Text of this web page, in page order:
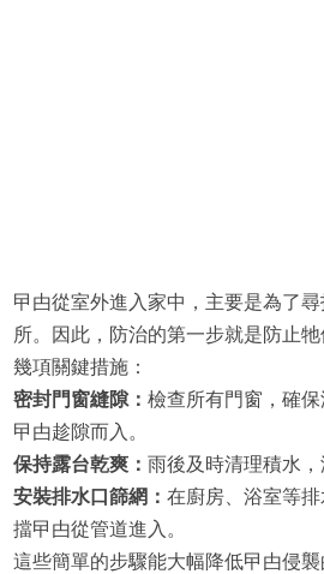
曱甴從室外進入家中，主要是為了
所。因此，防治的第一步就是防止
幾項關鍵措施：
密封門窗縫隙： 檢查所有門窗，確
曱甴趁隙而入。
保持露台乾爽： 雨後及時清理積水，
安裝排水口篩網： 在廚房、浴室等
擋曱甴從管道進入。
這些簡單的步驟能大幅降低曱甴侵